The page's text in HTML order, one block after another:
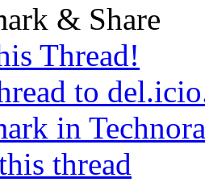
& Share
Thread!
to
in
thread